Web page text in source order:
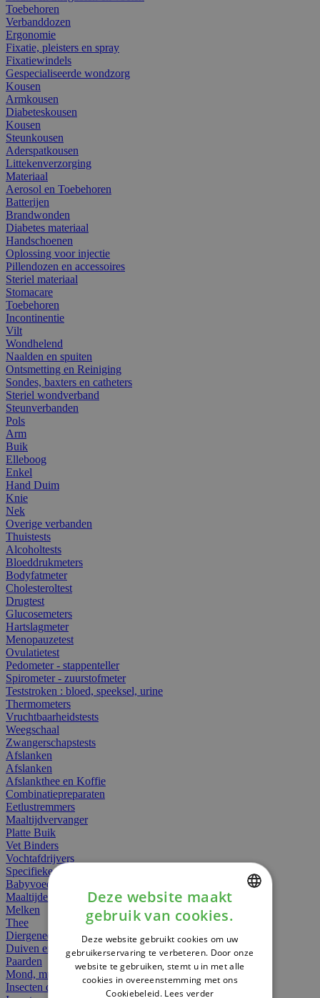
Toebehoren
Verbanddozen
Ergonomie
Fixatie, pleisters en spray
Fixatiewindels
Gespecialiseerde wondzorg
Kousen
Armkousen
Diabeteskousen
Kousen
Steunkousen
Aderspatkousen
Littekenverzorging
Materiaal
Aerosol en Toebehoren
Batterijen
Brandwonden
Diabetes materiaal
Handschoenen
Oplossing voor injectie
Pillendozen en accessoires
Steriel materiaal
Stomacare
Toebehoren
Incontinentie
Vilt
Wondhelend
Naalden en spuiten
Ontsmetting en Reiniging
Sondes, baxters en catheters
Steriel wondverband
Steunverbanden
Pols
Arm
Buik
Elleboog
Enkel
Hand Duim
Knie
Nek
Overige verbanden
Thuistests
Alcoholtests
Bloeddrukmeters
Bodyfatmeter
Cholesteroltest
Drugtest
Glucosemeters
Hartslagmeter
Menopauzetest
Ovulatietest
Pedometer - stappenteller
Spirometer - zuurstofmeter
Teststroken : bloed, speeksel, urine
Thermometers
Vruchtbaarheidstests
Weegschaal
Zwangerschapstests
Afslanken
Afslanken
Afslankthee en Koffie
Combinatiepreparaten
Eetlustremmers
Maaltijdvervanger
Platte Buik
Vet Binders
Vochtafdrijvers
Specifieke Voeding
Babyvoeding
Maaltijden
Melken
Thee
Diergeneesmiddelen
Duiven en vogels
Paarden
Mond, muil of snavel
Insecten dieren
DUTCH
FRENCH
ENGLISH
Deze website maakt
gebruik van cookies.
Deze website gebruikt cookies om uw
gebruikerservaring te verbeteren. Door onze
website te gebruiken, stemt u in met alle
cookies in overeenstemming met ons
Cookiebeleid. Lees verder